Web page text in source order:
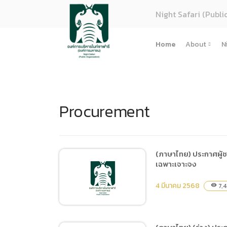
Night Safari
Home About
(ภาษาไ
Procurement
(ภาษาไทย) ประกาศ
เฉพาะเจาะจง
4 มีนาคม 2568 visibility